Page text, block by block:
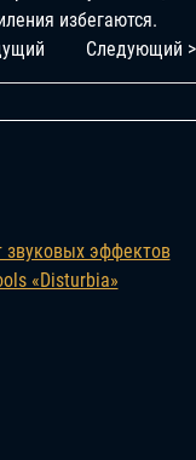
избегаются.
Следующий >
звуковых эффектов
«Disturbia»